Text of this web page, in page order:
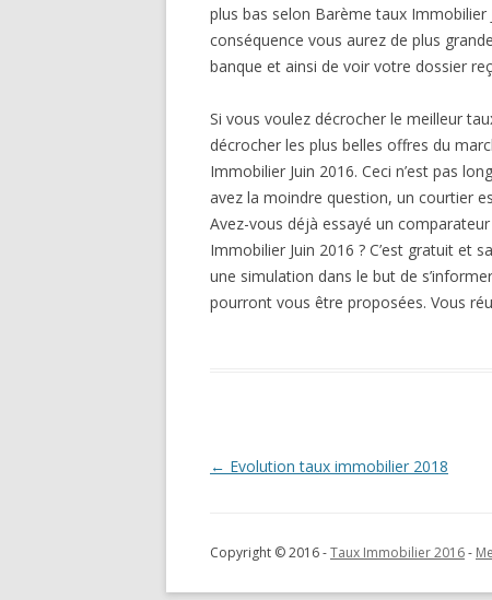
plus bas selon Barème taux Immobilier
conséquence vous aurez de plus
banque et ainsi de voir votre dossier
Si vous voulez décrocher le meilleur
décrocher les plus belles offres du
Immobilier Juin 2016. Ceci n’est pas
avez la moindre question, un courtier
Avez-vous déjà essayé un
Immobilier Juin 2016 ? C’est gratuit et
une simulation dans le but de
pourront vous être proposées. Vous
Navigation
← Evolution taux immobilier 2018
Copyright © 2016 -Taux Immobilier 2016-